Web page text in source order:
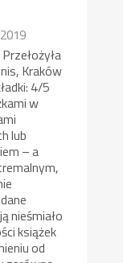
Kraków
4/5
w
lub
– a
nieśmiało
książek
od